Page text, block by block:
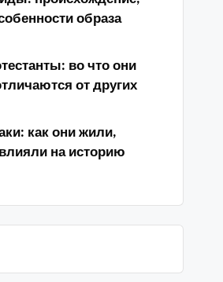
образа
во что они
от других
как они жили,
на историю